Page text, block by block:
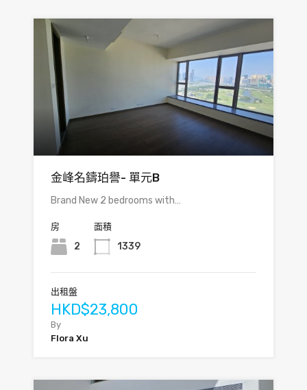
金峰名鑄珀譽- 單元B
Brand New 2 bedrooms with…
房
2
面積
1339
出租盤
HKD$23,800
By
Flora Xu